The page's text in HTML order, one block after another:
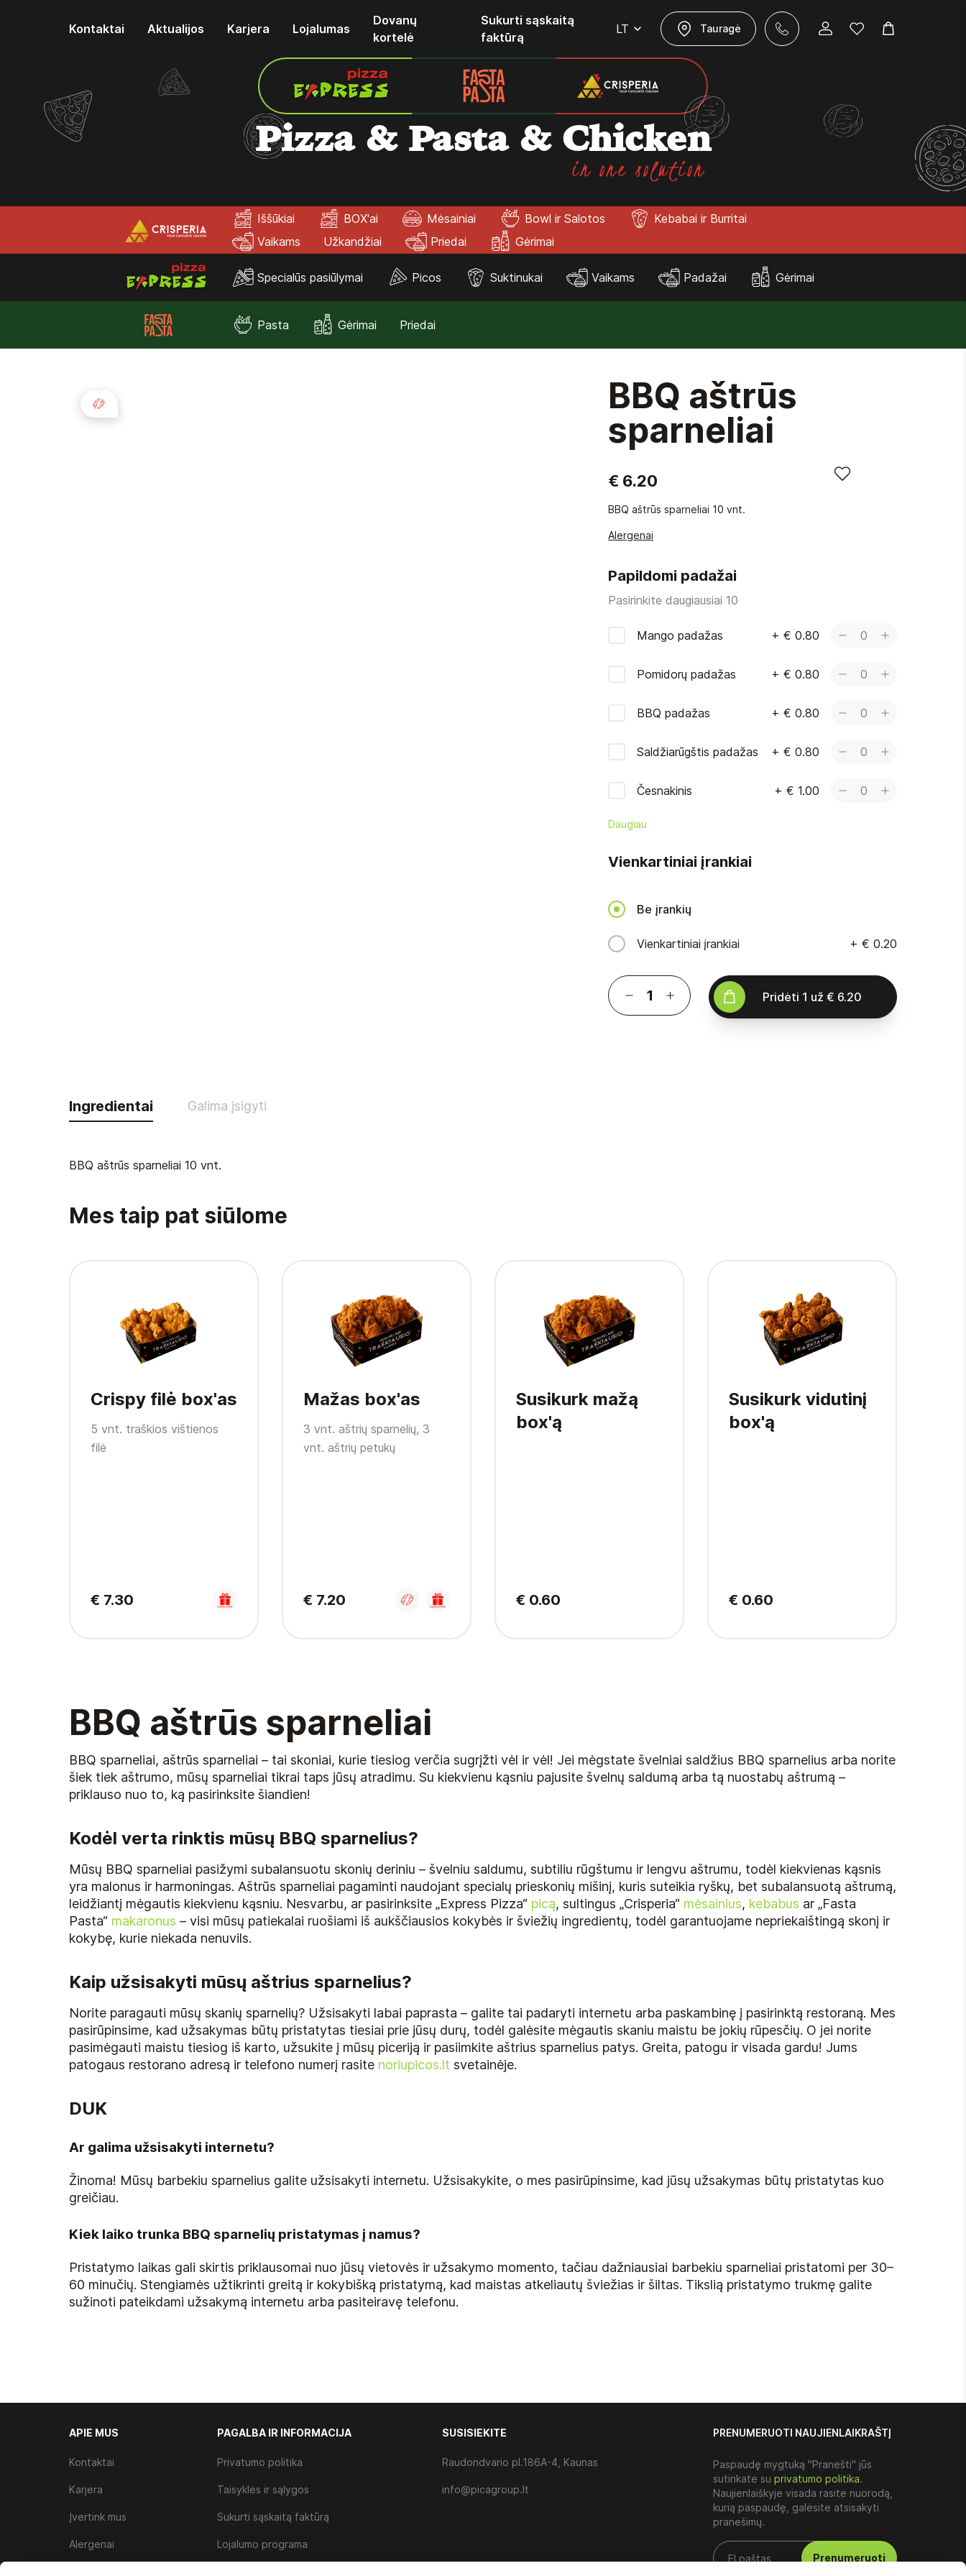
Kontaktai Aktualijos Karjera Lojalumas
Dovanų
kortelė
Sukurti sąskaitą
faktūrą
LT Tauragė
Pizza & Pasta & Chicken
in one solution
Iššūkiai BOX'ai Mėsainiai Bowl ir Salotos
Kebabai ir Burritai
Vaikams
Užkandžiai Priedai Gėrimai
Specialūs pasiūlymai Picos Suktinukai Vaikams Padažai Gėrimai
Pasta Gėrimai Priedai
BBQ aštrūs
sparneliai
€ 6.20
BBQ aštrūs sparneliai 10 vnt.
Alergenai
Papildomi padažai
Pasirinkite daugiausiai 10
Mango padažas + € 0.80 0
Pomidorų padažas + € 0.80 0
BBQ padažas + € 0.80 0
Saldžiarūgštis padažas + € 0.80 0
Česnakinis + € 1.00 0
Daugiau
Vienkartiniai įrankiai
Be įrankių
Vienkartiniai įrankiai + € 0.20
Pridėti 1 už € 6.20
Ingredientai Galima įsigyti
BBQ aštrūs sparneliai 10 vnt.
Mes taip pat siūlome
Crispy filė box'as
5 vnt. traškios vištienos
filė
€ 7.30
Mažas box'as
3 vnt. aštrių sparnelių, 3
vnt. aštrių petukų
€ 7.20
Susikurk mažą
box'ą
€ 0.60
Susikurk vidutinį
box'ą
€ 0.60
BBQ aštrūs sparneliai
BBQ sparneliai, aštrūs sparneliai – tai skoniai, kurie tiesiog verčia sugrįžti vėl ir vėl! Jei mėgstate švelniai saldžius BBQ sparnelius arba norite
šiek tiek aštrumo, mūsų sparneliai tikrai taps jūsų atradimu. Su kiekvienu kąsniu pajusite švelnų saldumą arba tą nuostabų aštrumą –
priklauso nuo to, ką pasirinksite šiandien!
Kodėl verta rinktis mūsų BBQ sparnelius?
Mūsų BBQ sparneliai pasižymi subalansuotu skonių deriniu – švelniu saldumu, subtiliu rūgštumu ir lengvu aštrumu, todėl kiekvienas kąsnis
yra malonus ir harmoningas. Aštrūs sparneliai pagaminti naudojant specialų prieskonių mišinį, kuris suteikia ryškų, bet subalansuotą aštrumą,
leidžiantį mėgautis kiekvienu kąsniu. Nesvarbu, ar pasirinksite „Express Pizza“ picą, sultingus „Crisperia“ mėsainius, kebabus ar „Fasta
Pasta“ makaronus – visi mūsų patiekalai ruošiami iš aukščiausios kokybės ir šviežių ingredientų, todėl garantuojame nepriekaištingą skonį ir
kokybę, kurie niekada nenuvils.
Kaip užsisakyti mūsų aštrius sparnelius?
Norite paragauti mūsų skanių sparnelių? Užsisakyti labai paprasta – galite tai padaryti internetu arba paskambinę į pasirinktą restoraną. Mes
pasirūpinsime, kad užsakymas būtų pristatytas tiesiai prie jūsų durų, todėl galėsite mėgautis skaniu maistu be jokių rūpesčių. O jei norite
pasimėgauti maistu tiesiog iš karto, užsukite į mūsų piceriją ir pasiimkite aštrius sparnelius patys. Greita, patogu ir visada gardu! Jums
patogaus restorano adresą ir telefono numerį rasite noriupicos.lt svetainėje.
DUK
Ar galima užsisakyti internetu?
Žinoma! Mūsų barbekiu sparnelius galite užsisakyti internetu. Užsisakykite, o mes pasirūpinsime, kad jūsų užsakymas būtų pristatytas kuo
greičiau.
Kiek laiko trunka BBQ sparnelių pristatymas į namus?
Pristatymo laikas gali skirtis priklausomai nuo jūsų vietovės ir užsakymo momento, tačiau dažniausiai barbekiu sparneliai pristatomi per 30–
60 minučių. Stengiamės užtikrinti greitą ir kokybišką pristatymą, kad maistas atkeliautų šviežias ir šiltas. Tikslią pristatymo trukmę galite
sužinoti pateikdami užsakymą internetu arba pasiteiravę telefonu.
APIE MUS
Kontaktai
Karjera
Įvertink mus
Alergenai
PAGALBA IR INFORMACIJA
Privatumo politika
Taisyklės ir sąlygos
Sukurti sąskaitą faktūrą
Lojalumo programa
SUSISIEKITE
Raudondvario pl.186A-4, Kaunas
info@picagroup.lt
PRENUMERUOTI NAUJIENLAIKRAŠTĮ
Paspaudę mygtuką "Pranešti" jūs
sutinkate su privatumo politika.
Naujienlaiškyje visada rasite nuorodą,
kurią paspaudę, galėsite atsisakyti
pranešimų.
Prenumeruoti